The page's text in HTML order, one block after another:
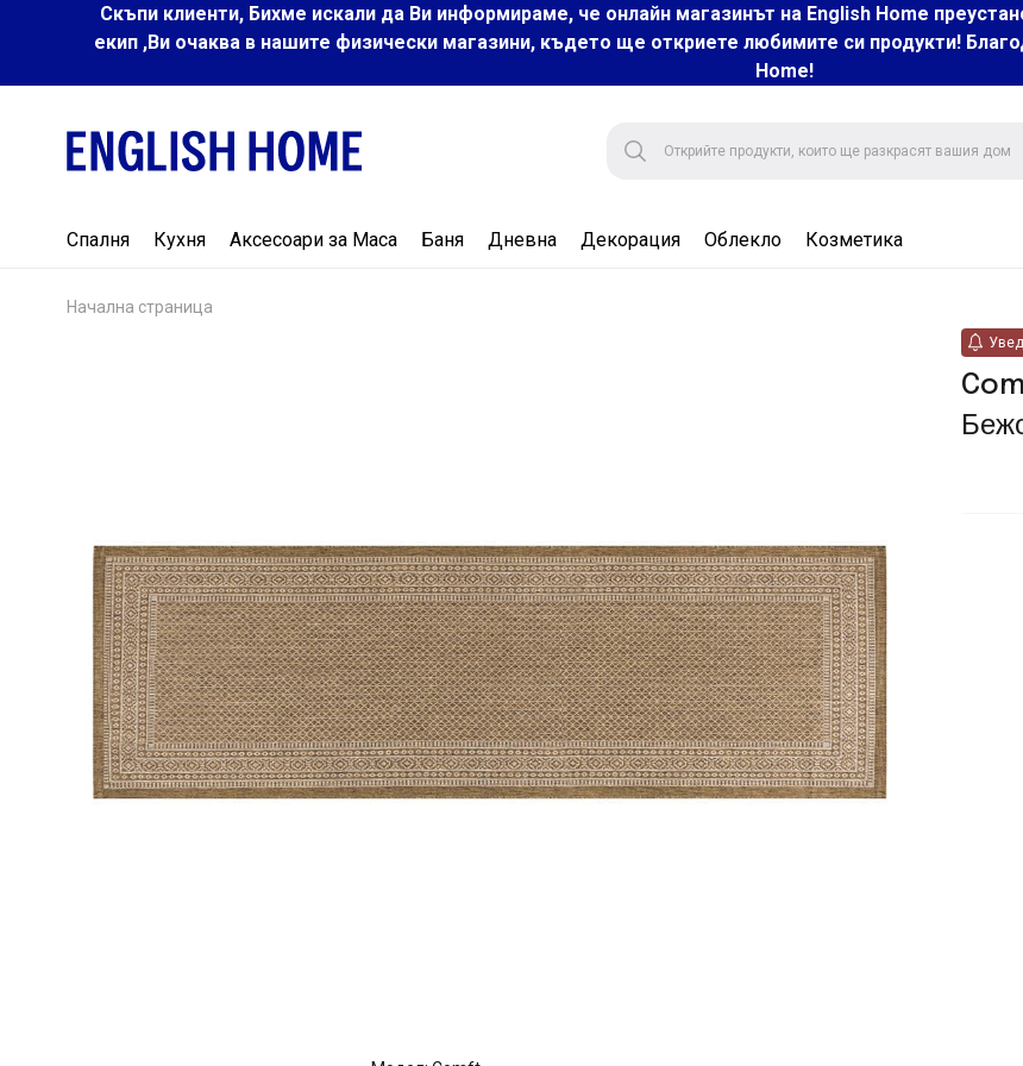
Скъпи клиенти, Бихме искали да Ви информираме, че онлайн магазинът на English Home
екип ,Ви очаква в нашите физически магазини, където ще откриете любимите си продукти!
Home!
Спалня Кухня Аксесоари за Маса Баня Дневна Декорация Облекло Козметика
Начална страница